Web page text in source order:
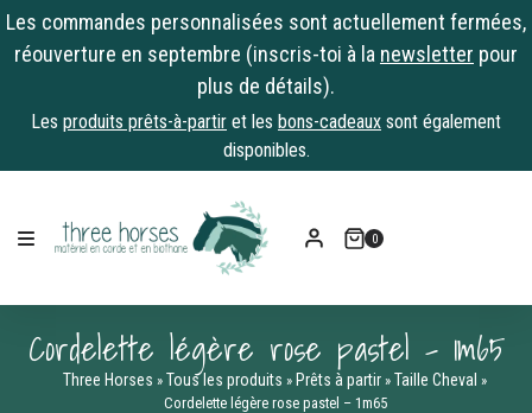
Les commandes personnalisées sont actuellement fermées,
réouverture en septembre (inscris-toi à la newsletter pour
plus de détails).
Les produits prêts-à-partir et les bons-cadeaux sont également
disponibles.
content
0
Cordelette légère rose pastel – 1m65
Three Horses » Tous les produits » Prêts à partir » Taille Cheval »
Cordelette légère rose pastel – 1m65